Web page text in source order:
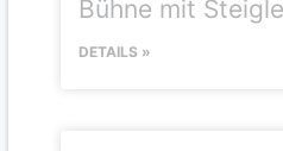
Bühne mit
DETAILS »